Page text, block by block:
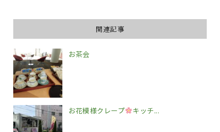
関連記事
お茶会
お花模様クレープ キッチ...